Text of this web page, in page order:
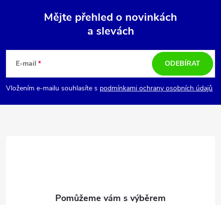
p
a
Mějte přehled o novinkách
a slevách
E-mail
Vložením e-mailu souhlasíte s podmínkami ochrany osobních údajů
ODEBÍRAT